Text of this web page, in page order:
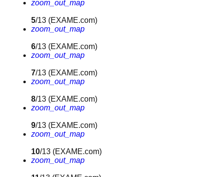
zoom_out_map
5/13 (EXAME.com)
zoom_out_map
6/13 (EXAME.com)
zoom_out_map
7/13 (EXAME.com)
zoom_out_map
8/13 (EXAME.com)
zoom_out_map
9/13 (EXAME.com)
zoom_out_map
10/13 (EXAME.com)
zoom_out_map